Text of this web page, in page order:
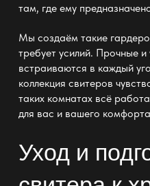
там, где ему
Мы создаём такие
требует усилий. Прочные
встраиваются в каждый
коллекция свитеров
таких комнатах всё
для вас и вашего
Уход и